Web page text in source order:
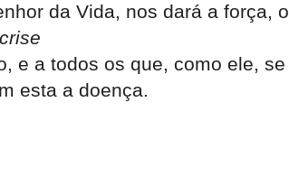
da Vida, nos dará a força,
e a todos os que, como ele,
esta a doença.